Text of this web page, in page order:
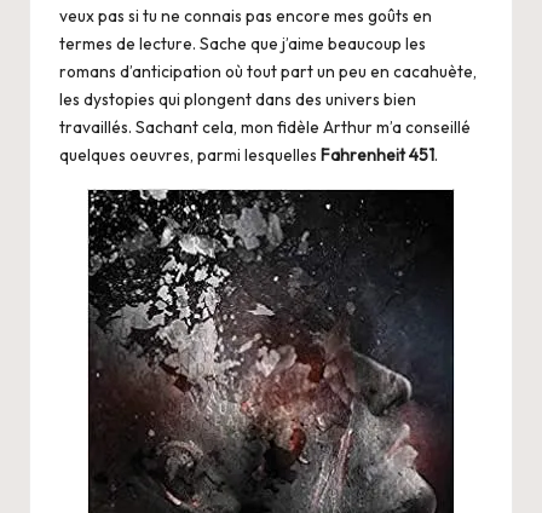
veux pas si tu ne connais pas encore mes goûts en
termes de lecture. Sache que j’aime beaucoup les
romans d’anticipation où tout part un peu en cacahuète,
les dystopies qui plongent dans des univers bien
travaillés. Sachant cela, mon fidèle Arthurm’a conseillé
quelques oeuvres, parmi lesquelles Fahrenheit 451.